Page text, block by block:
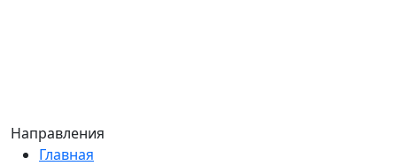
Направления
Главная